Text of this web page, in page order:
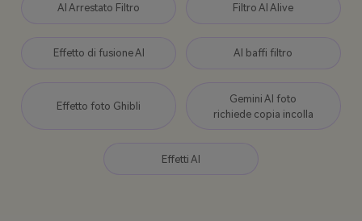
AI Arrestato Filtro Filtro AI Alive
Effetto di fusione AI AI baffi filtro
Effetto foto Ghibli
Gemini AI foto
richiede copia incolla
Effetti AI